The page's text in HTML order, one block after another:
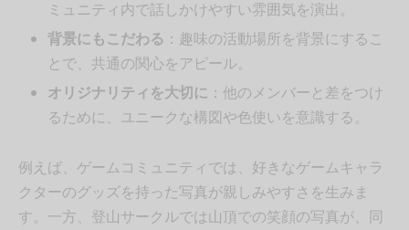
ミュニティ内で話しかけやすい雰囲気を演出。
背景にもこだわる ：趣味の活動場所を背景にするこ
とで、共通の関心をアピール。
オリジナリティを大切に ：他のメンバーと差をつけ
るために、ユニークな構図や色使いを意識する。
例えば、ゲームコミュニティでは、好きなゲームキャラ
クターのグッズを持った写真が親しみやすさを生みま
す。一方、登山サークルでは山頂での笑顔の写真が、同